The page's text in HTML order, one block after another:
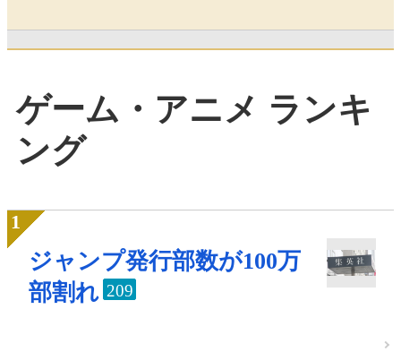
ゲーム・アニメ ランキ
ング
ジャンプ発行部数が100万
部割れ 209